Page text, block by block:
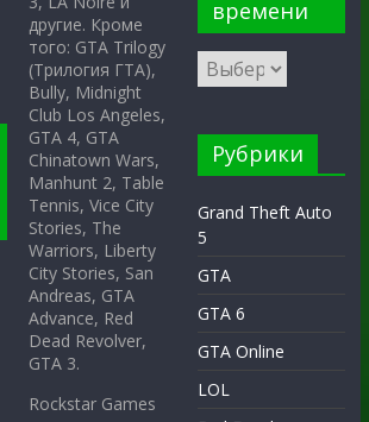
другие. Кроме
того: GTA Trilogy
(Трилогия ГТА),
Bully, Midnight
Club Los Angeles,
GTA 4, GTA
Chinatown Wars,
Manhunt 2, Table
Tennis, Vice City
Stories, The
Warriors, Liberty
City Stories, San
Andreas, GTA
Advance, Red
Dead Revolver,
GTA 3.
Rockstar Games
времени
Рубрики
Grand Theft Auto
5
GTA
GTA 6
GTA Online
LOL